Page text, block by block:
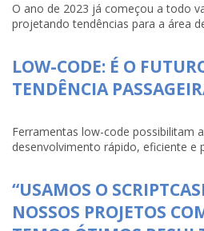
O ano de 2023 já começou a todo
projetando tendências para a área
LOW-CODE: É O
TENDÊNCIA
Ferramentas low-code possibilitam
desenvolvimento rápido, eficiente e
“USAMOS O
NOSSOS PROJETOS